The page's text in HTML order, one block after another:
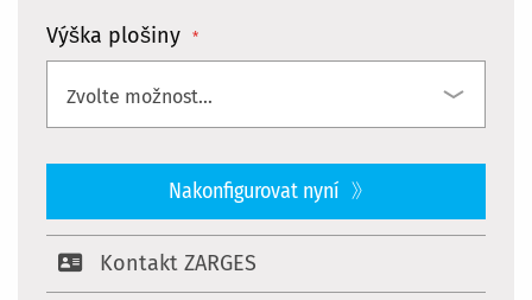
Výška plošiny
Nakonfigurovat nyní
Kontakt ZARGES